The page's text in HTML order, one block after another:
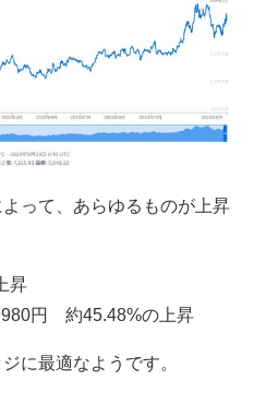
って、あらゆるものが上昇
昇
円 約45.48%の上昇
に最適なようです。